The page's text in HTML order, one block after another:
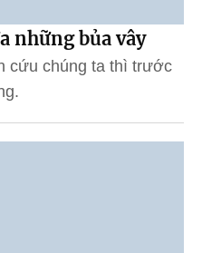
những bủa vây
cứu chúng ta thì trước